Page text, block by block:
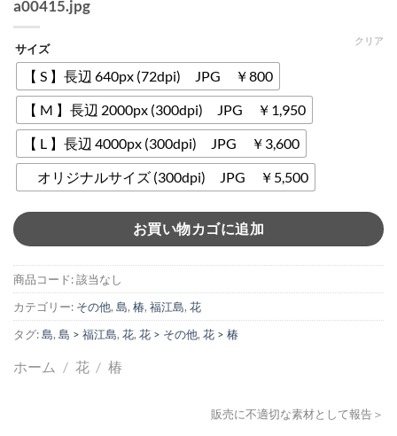
a00415.jpg
サイズ
【 S 】長辺 640px (72dpi) JPG ￥800
【 M 】長辺 2000px (300dpi) JPG ￥1,950
【 L 】長辺 4000px (300dpi) JPG ￥3,600
オリジナルサイズ (300dpi) JPG ￥5,500
クリア
お買い物カゴに追加
商品コード:該当なし
カテゴリー: その他, 島, 椿, 福江島, 花
タグ:島, 島 > 福江島, 花, 花 > その他, 花 > 椿
ホーム / 花 / 椿
販売に不適切な素材として報告＞